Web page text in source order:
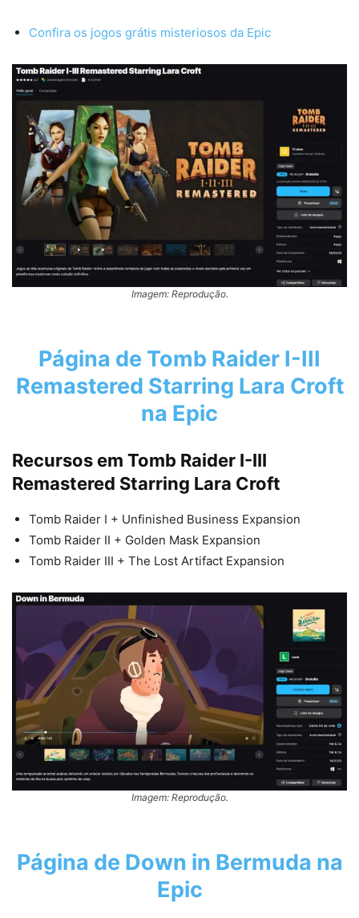
Confira os jogos grátis misteriosos da Epic
Imagem: Reprodução.
Página de Tomb Raider I-III
Remastered Starring Lara Croft
na Epic
Recursos em Tomb Raider I-III
Remastered Starring Lara Croft
Tomb Raider I + Unfinished Business Expansion
Tomb Raider II + Golden Mask Expansion
Tomb Raider III + The Lost Artifact Expansion
Imagem: Reprodução.
Página de Down in Bermuda na
Epic